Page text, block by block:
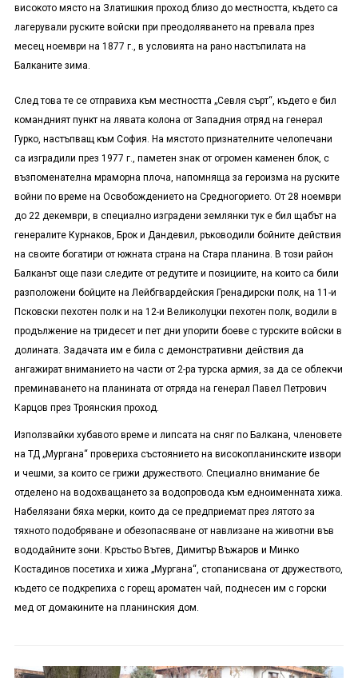
високото място на Златишкия проход близо до местността, където са
лагерували руските войски при преодоляването на превала през
месец ноември на 1877 г., в условията на рано настъпилата на
Балканите зима.
След това те се отправиха към местността „Севля сърт“, където е бил
командният пункт на лявата колона от Западния отряд на генерал
Гурко, настъпващ към София. На мястото признателните челопечани
са изградили през 1977 г., паметен знак от огромен каменен блок, с
възпоменателна мраморна плоча, напомняща за героизма на руските
войни по време на Освобождението на Средногорието. От 28 ноември
до 22 декември, в специално изградени землянки тук е бил щабът на
генералите Курнаков, Брок и Дандевил, ръководили бойните действия
на своите богатири от южната страна на Стара планина. В този район
Балканът още пази следите от редутите и позициите, на които са били
разположени бойците на Лейбгвардейския Гренадирски полк, на 11-и
Псковски пехотен полк и на 12-и Великолуцки пехотен полк, водили в
продължение на тридесет и пет дни упорити боеве с турските войски в
долината. Задачата им е била с демонстративни действия да
ангажират вниманието на части от 2-ра турска армия, за да се облекчи
преминаването на планината от отряда на генерал Павел Петрович
Карцов през Троянския проход.
Използвайки хубавото време и липсата на сняг по Балкана, членовете
на ТД „Мургана“ провериха състоянието на високопланинските извори
и чешми, за които се грижи дружеството. Специално внимание бе
отделено на водохващането за водопровода към едноименната хижа.
Набелязани бяха мерки, които да се предприемат през лятото за
тяхното подобряване и обезопасяване от навлизане на животни във
вододайните зони. Кръстьо Вътев, Димитър Въжаров и Минко
Костадинов посетиха и хижа „Мургана“, стопанисвана от дружеството,
където се подкрепиха с горещ ароматен чай, поднесен им с горски
мед от домакините на планинския дом.